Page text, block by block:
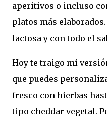
aperitivos o incluso
platos más
lactosa y con todo el
Hoy te traigo mi
que puedes
fresco con hierbas
tipo cheddar vegetal.